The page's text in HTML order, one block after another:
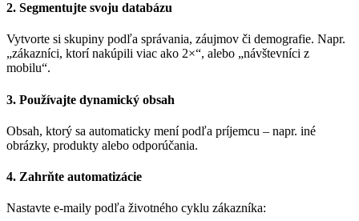
2. Segmentujte svoju databázu
Vytvorte si skupiny podľa správania, záujmov či demografie. Napr.
„zákazníci, ktorí nakúpili viac ako 2×“, alebo „návštevníci z
mobilu“.
3. Používajte dynamický obsah
Obsah, ktorý sa automaticky mení podľa príjemcu – napr. iné
obrázky, produkty alebo odporúčania.
4. Zahrňte automatizácie
Nastavte e-maily podľa životného cyklu zákazníka: